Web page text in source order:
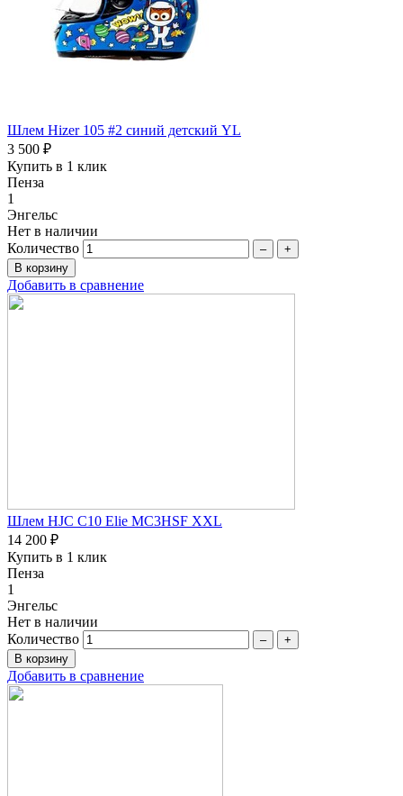
Шлем Hizer 105 #2 синий детский YL
3 500 ₽
Купить в 1 клик
Пенза
1
Энгельс
Нет в наличии
Количество
– +
Добавить в сравнение
Шлем HJC C10 Elie MC3HSF XXL
14 200 ₽
Купить в 1 клик
Пенза
1
Энгельс
Нет в наличии
Количество
– +
Добавить в сравнение